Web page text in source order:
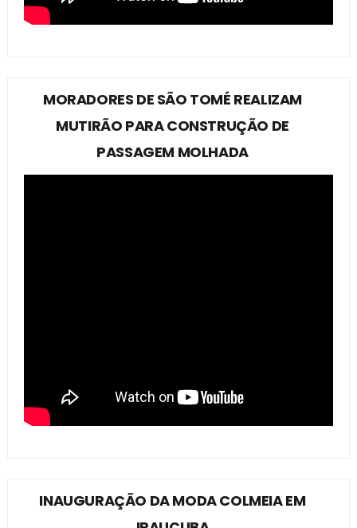
MORADORES DE SÃO TOMÉ REALIZAM
MUTIRÃO PARA CONSTRUÇÃO DE
PASSAGEM MOLHADA
INAUGURAÇÃO DA MODA COLMEIA EM